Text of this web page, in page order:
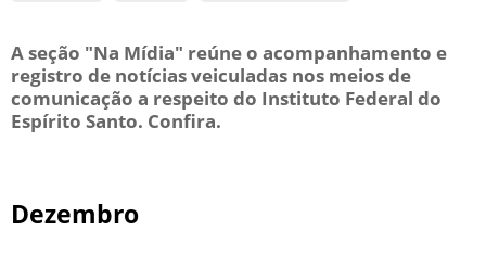
A seção "Na Mídia" reúne o acompanhamento e
registro de notícias veiculadas nos meios de
comunicação a respeito do Instituto Federal do
Espírito Santo. Confira.
Dezembro